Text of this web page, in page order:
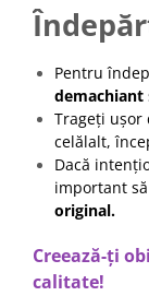
Pentru
demachiant
Trageți ușor
celălalt,
Dacă
important
original.
Creează-ți
calitate!